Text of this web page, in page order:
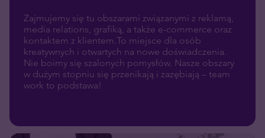
Zajmujemy się tu obszarami związanymi z reklamą,
media relations, grafiką, a także e-commerce oraz
kontaktem z klientem.To miejsce dla osób
kreatywnych i otwartych na nowe doświadczenia.
Nie boimy się szalonych pomysłów. Nasze obszary
w dużym stopniu się przenikają i zazębiają – team
work to podstawa!